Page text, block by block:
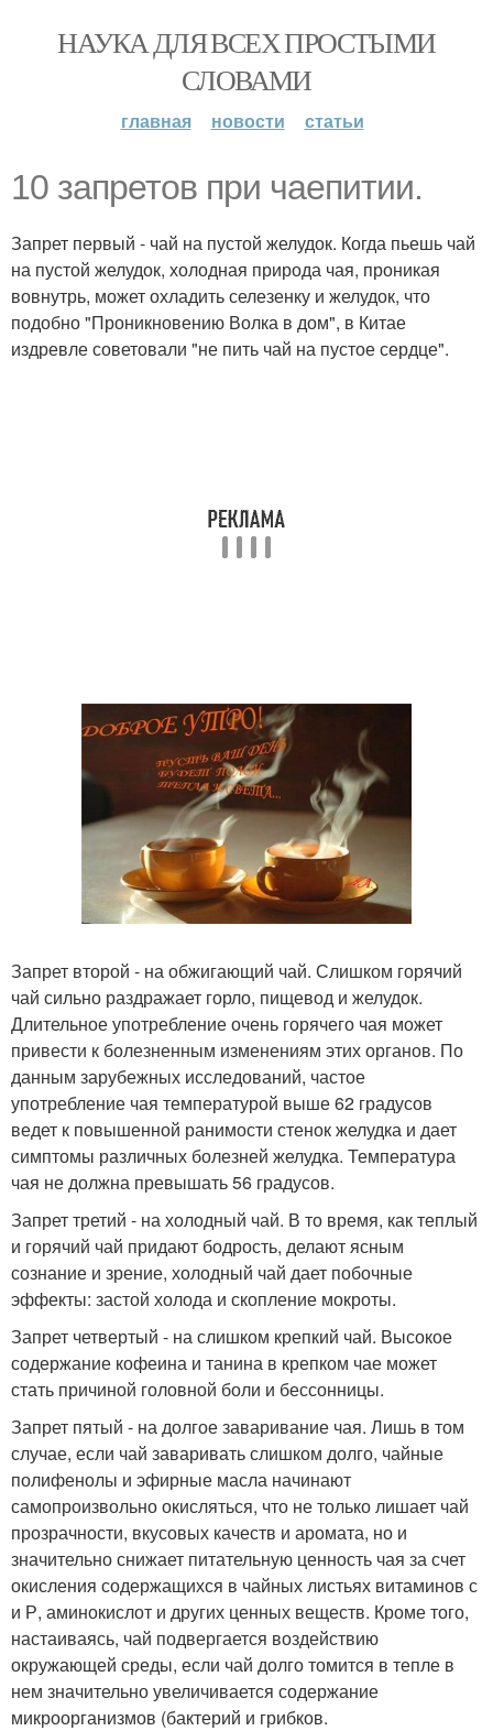
НАУКА ДЛЯ ВСЕХ ПРОСТЫМИ
СЛОВАМИ
главная новости статьи
10 запретов при чаепитии.
Запрет первый - чай на пустой желудок. Когда пьешь чай
на пустой желудок, холодная природа чая, проникая
вовнутрь, может охладить селезенку и желудок, что
подобно "Проникновению Волка в дом", в Китае
издревле советовали "не пить чай на пустое сердце".
Запрет второй - на обжигающий чай. Слишком горячий
чай сильно раздражает горло, пищевод и желудок.
Длительное употребление очень горячего чая может
привести к болезненным изменениям этих органов. По
данным зарубежных исследований, частое
употребление чая температурой выше 62 градусов
ведет к повышенной ранимости стенок желудка и дает
симптомы различных болезней желудка. Температура
чая не должна превышать 56 градусов.
Запрет третий - на холодный чай. В то время, как теплый
и горячий чай придают бодрость, делают ясным
сознание и зрение, холодный чай дает побочные
эффекты: застой холода и скопление мокроты.
Запрет четвертый - на слишком крепкий чай. Высокое
содержание кофеина и танина в крепком чае может
стать причиной головной боли и бессонницы.
Запрет пятый - на долгое заваривание чая. Лишь в том
случае, если чай заваривать слишком долго, чайные
полифенолы и эфирные масла начинают
самопроизвольно окисляться, что не только лишает чай
прозрачности, вкусовых качеств и аромата, но и
значительно снижает питательную ценность чая за счет
окисления содержащихся в чайных листьях витаминов с
и Р, аминокислот и других ценных веществ. Кроме того,
настаиваясь, чай подвергается воздействию
окружающей среды, если чай долго томится в тепле в
нем значительно увеличивается содержание
микроорганизмов (бактерий и грибков.